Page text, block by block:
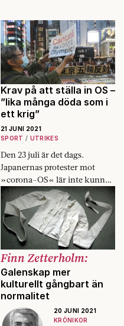
Krav på att ställa in OS –
”lika många döda som i
ett krig”
21 JUNI 2021
SPORT
UTRIKES
Den 23 juli är det dags.
Japanernas protester mot
»corona-OS« lär inte kunna
stoppa spelen.
Finn Zetterholm:
Galenskap mer
kulturellt gångbart än
normalitet
20 JUNI 2021
KRÖNIKOR